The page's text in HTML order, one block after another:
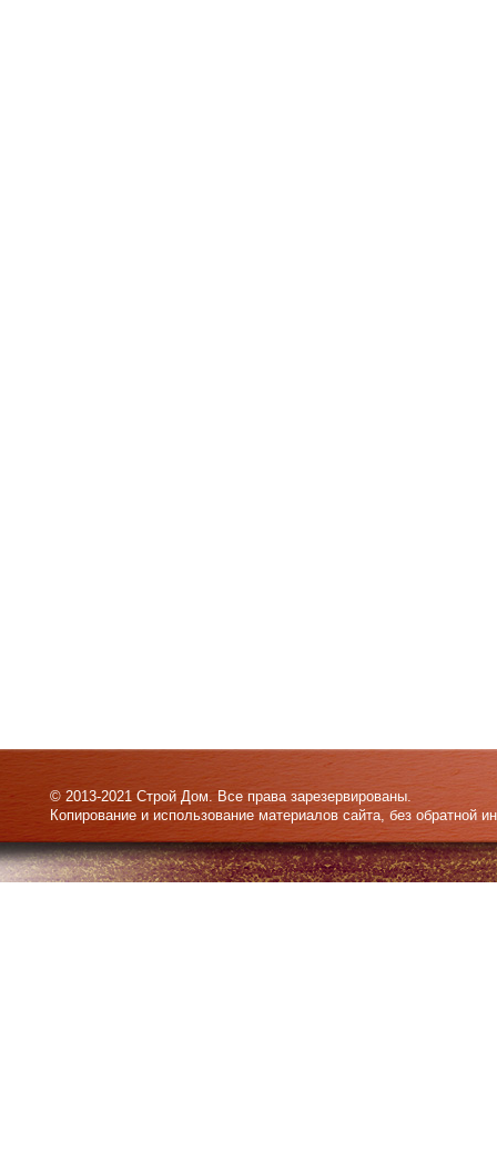
© 2013-2021 Строй Дом. Все права зарезервированы.
Копирование и использование материалов сайта, без обратной